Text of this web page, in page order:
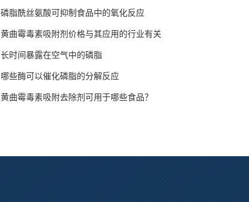
磷脂酰丝氨酸可抑制食品中的氧化反应
黄曲霉毒素吸附剂价格与其应用的行业有关
长时间暴露在空气中的磷脂
哪些酶可以催化磷脂的分解反应
黄曲霉毒素吸附去除剂可用于哪些食品？